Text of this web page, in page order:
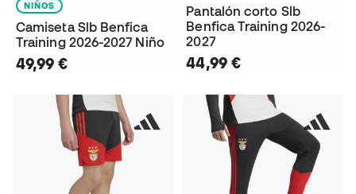
NIÑOS
Camiseta Slb Benfica
Training 2026-2027 Niño
49,99 €
Pantalón corto Slb
Benfica Training 2026-
2027
44,99 €